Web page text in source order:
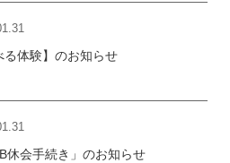
る体験】のお知らせ
休会手続き」のお知らせ